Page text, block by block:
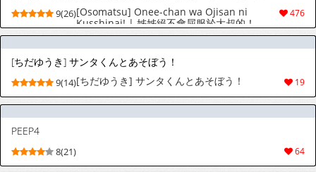
476
9(26)[Osomatsu] Onee-chan wa Ojisan ni
Kusshinai! | 姊姊絕不會屈服於大叔的！
(COMIC XEROS #124) [Chinese] [Digital]
[ちだゆうき] サンタくんとあそぼう！
19
9(14)[ちだゆうき] サンタくんとあそぼう！
PEEP4
64
8(21)